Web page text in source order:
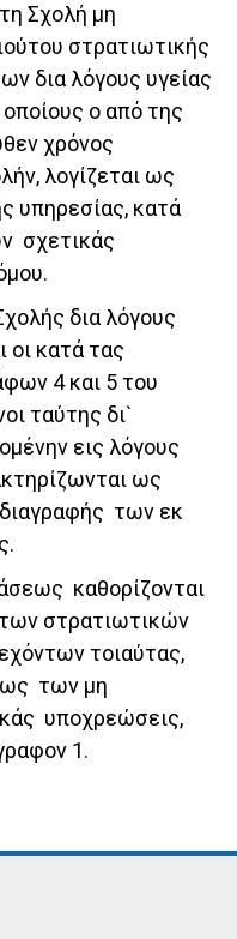
Σχολή μη
στρατιωτικής
δια λόγους υγείας
ο από της
χρόνος
λογίζεται ως
υπηρεσίας, κατά
σχετικάς
δια λόγους
οι κατά τας
4 και 5 του
ταύτης δι`
εις λόγους
ως
των εκ
καθορίζονται
στρατιωτικών
τοιαύτας,
των μη
υποχρεώσεις,
1.